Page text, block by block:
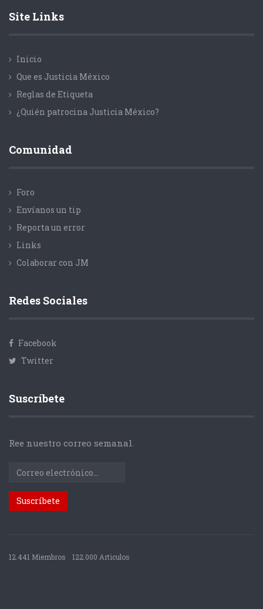
Site Links
Inicio
Que es Justicia México
Reglas de Etiqueta
¿Quién patrocina Justicia México?
Comunidad
Foro
Envíanos un tip
Reporta un error
Links
Colaborar con JM
Redes Sociales
Facebook
Twitter
Suscríbete
Ree nuestro correo semanal.
12.441 Miembros 122.000 Articulos